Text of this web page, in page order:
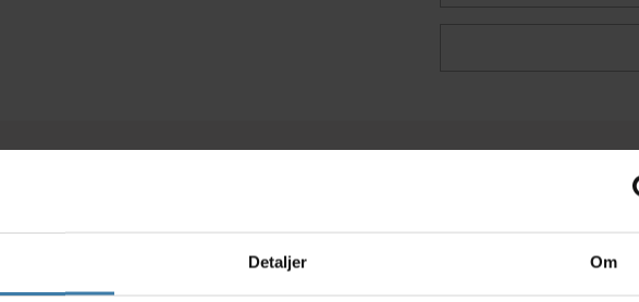
Detaljer Om